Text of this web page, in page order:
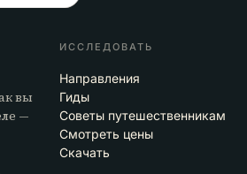
вы
—
ИССЛЕДОВАТЬ
Направления
Гиды
Советы путешественникам
Смотреть цены
Скачать